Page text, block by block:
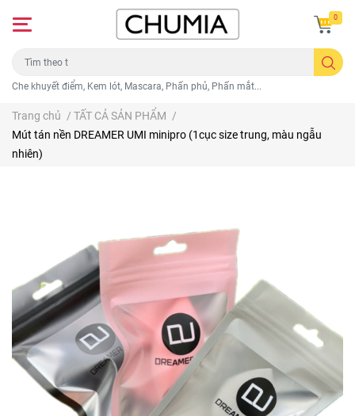
Che khuyết điểm, Kem lót, Mascara, Phấn phủ, Phấn mắt...
0
Trang chủ / TẤT CẢ SẢN PHẨM /
Mút tán nền DREAMER UMI minipro (1cục size trung, màu ngẫu
nhiên)